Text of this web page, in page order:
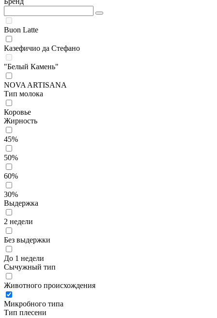
Buon Latte
Казефичио да Стефано
"Белый Камень"
NOVA ARTISANA
Тип молока
Коровье
Жирность
45%
50%
60%
30%
Выдержка
2 недели
Без выдержки
До 1 недели
Сычужный тип
Животного происхождения
Микробного типа
Тип плесени